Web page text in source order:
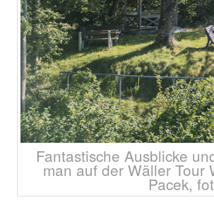
Fantastische Ausblicke
man auf der Wäller Tour
Pacek,